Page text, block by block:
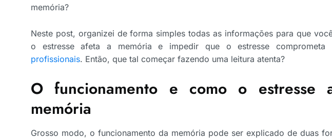
memória?
Neste post, organizei de forma simples todas as informações para que
o estresse afeta a memória e impedir que o estresse comprometa
profissionais. Então, que tal começar fazendo uma leitura atenta?
O funcionamento e como o estresse
memória
Grosso modo, o funcionamento da memória pode ser explicado de duas